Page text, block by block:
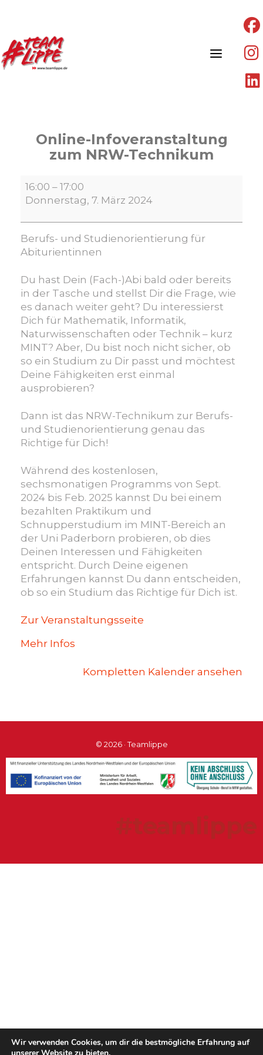
Online-Infoveranstaltung
zum NRW-Technikum
Online-
Infoveranstaltung
NRW-
Technikum
16:00 – 17:00
Donnerstag, 7. März 2024
Berufs- und Studienorientierung für
Abiturientinnen
Du hast Dein (Fach-)Abi bald oder bereits
in der Tasche und stellst Dir die Frage, wie
es danach weiter geht? Du interessierst
Dich für Mathematik, Informatik,
Naturwissenschaften oder Technik – kurz
MINT? Aber, Du bist noch nicht sicher, ob
so ein Studium zu Dir passt und möchtest
Deine Fähigkeiten erst einmal
ausprobieren?
Dann ist das NRW-Technikum zur Berufs-
und Studienorientierung genau das
Richtige für Dich!
Während des kostenlosen,
sechsmonatigen Programms von Sept.
2024 bis Feb. 2025 kannst Du bei einem
bezahlten Praktikum und
Schnupperstudium im MINT-Bereich an
der Uni Paderborn probieren, ob dies
Deinen Interessen und Fähigkeiten
entspricht. Durch Deine eigenen
Erfahrungen kannst Du dann entscheiden,
ob so ein Studium das Richtige für Dich ist.
Zur Veranstaltungsseite
Mehr Infos
Kompletten Kalender ansehen
© 2026 · Teamlippe
#teamlippe
Wir verwenden Cookies, um dir die bestmögliche Erfahrung auf